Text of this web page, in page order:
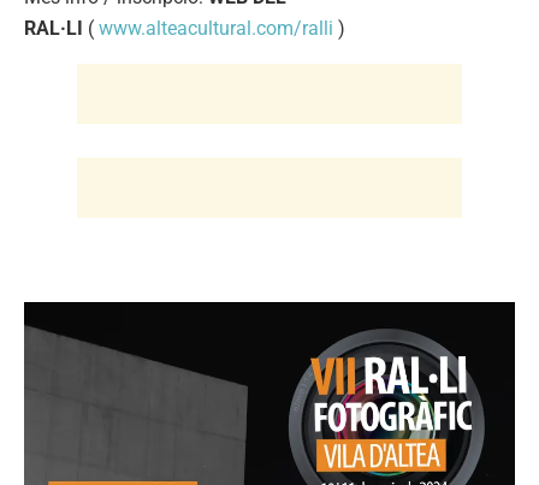
RAL·LI ( www.alteacultural.com/ralli )